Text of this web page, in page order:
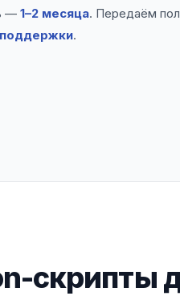
— 1–2 месяца. Передаём
.
скрипты